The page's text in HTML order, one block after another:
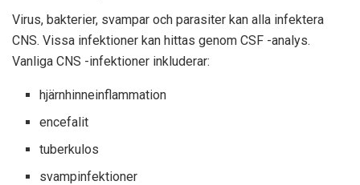
Virus, bakterier, svampar och parasiter kan alla infektera
CNS. Vissa infektioner kan hittas genom CSF -analys.
Vanliga CNS -infektioner inkluderar:
hjärnhinneinflammation
encefalit
tuberkulos
svampinfektioner